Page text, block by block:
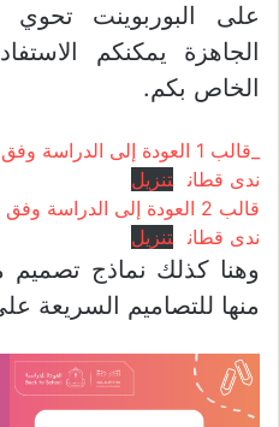
على البوربوينت
الجاهزة يمكنكم
الخاص بكم.
ندى قطان تنزيل
ندى قطان تنزيل
وهنا كذلك نماذج تصميم
منها للتصاميم السريعة